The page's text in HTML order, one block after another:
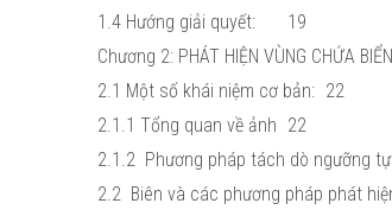
1.4 Hướng giải quyết:
19
Chương 2: PHÁT HIỆN VÙNG CHỨA
2.1 Một số khái niệm cơ bản: 22
2.1.1 Tổng quan về ảnh 22
2.1.2 Phương pháp tách dò ngưỡng
2.2 Biên và các phương pháp phát